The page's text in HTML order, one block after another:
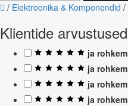
/ Elektroonika & Komponendid /
Klientide arvustused
ja rohkem
ja rohkem
ja rohkem
ja rohkem